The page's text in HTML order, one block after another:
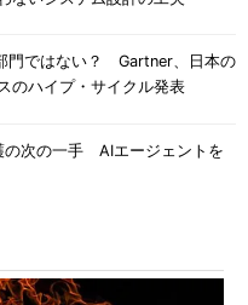
門ではない？ Gartner、日本の
のハイプ・サイクル発表
の次の一手 AIエージェントを